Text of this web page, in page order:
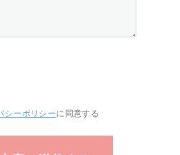
シーポリシーに同意する